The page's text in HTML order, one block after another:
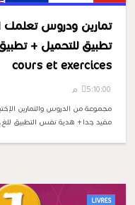
تمارين ودروس تعلمك
تطبيق للتحميل + تطبيق
cours et exercices
5:10:00 م
مجموعة من الدروس والتمارين
مفيد جدا + هدية نفس التطبيق
LIVRES